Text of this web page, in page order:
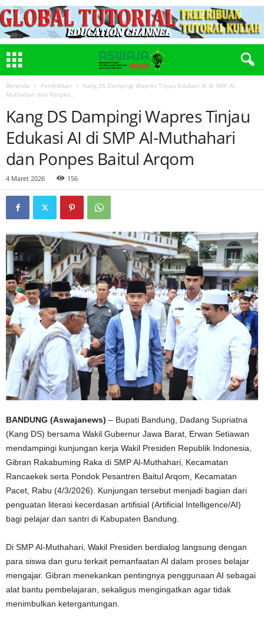
Beranda Pendidikan
Kang DS Dampingi Wapres Tinjau Edukasi AI di SMP Al-
Muthahari dan Ponpes...
Kang DS Dampingi Wapres Tinjau
Edukasi AI di SMP Al-Muthahari
dan Ponpes Baitul Arqom
4 Maret 2026 156
BANDUNG (Aswajanews) – Bupati Bandung, Dadang Supriatna
(Kang DS) bersama Wakil Gubernur Jawa Barat, Erwan Setiawan
mendampingi kunjungan kerja Wakil Presiden Republik Indonesia,
Gibran Rakabuming Raka di SMP Al-Muthahari, Kecamatan
Rancaekek serta Pondok Pesantren Baitul Arqom, Kecamatan
Pacet, Rabu (4/3/2026). Kunjungan tersebut menjadi bagian dari
penguatan literasi kecerdasan artifisial (Artificial Intelligence/AI)
bagi pelajar dan santri di Kabupaten Bandung.
Di SMP Al-Muthahari, Wakil Presiden berdialog langsung dengan
para siswa dan guru terkait pemanfaatan AI dalam proses belajar
mengajar. Gibran menekankan pentingnya penggunaan AI sebagai
alat bantu pembelajaran, sekaligus mengingatkan agar tidak
menimbulkan ketergantungan.